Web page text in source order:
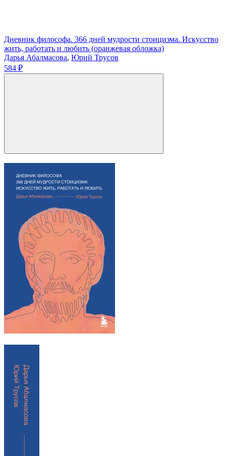
Дневник философа. 366 дней мудрости стоицизма. Искусство
жить, работать и любить (оранжевая обложка)
Дарья Абалмасова, Юрий Трусов
584 ₽